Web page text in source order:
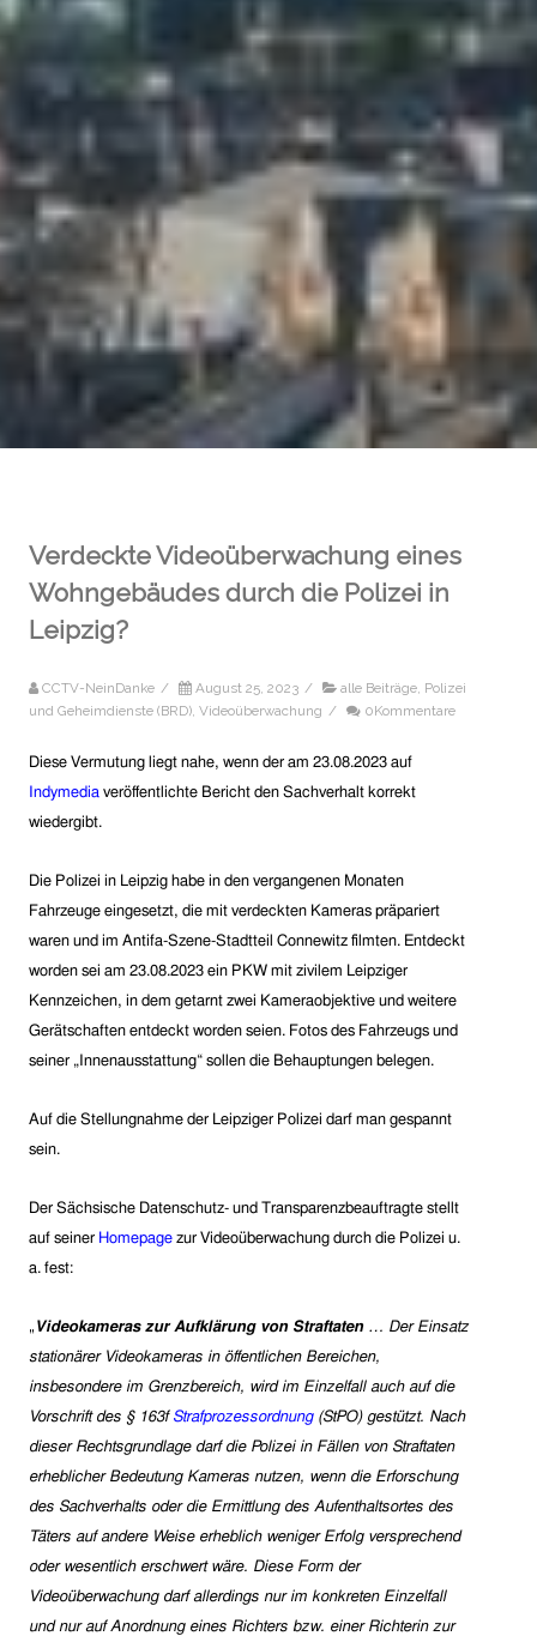
Verdeckte Videoüberwachung eines
Wohngebäudes durch die Polizei in
Leipzig?
CCTV-NeinDanke / August 25, 2023 / alle Beiträge, Polizei
und Geheimdienste (BRD), Videoüberwachung / 0Kommentare
Diese Vermutung liegt nahe, wenn der am 23.08.2023 auf
Indymedia veröffentlichte Bericht den Sachverhalt korrekt
wiedergibt.
Die Polizei in Leipzig habe in den vergangenen Monaten
Fahrzeuge eingesetzt, die mit verdeckten Kameras präpariert
waren und im Antifa-Szene-Stadtteil Connewitz filmten. Entdeckt
worden sei am 23.08.2023 ein PKW mit zivilem Leipziger
Kennzeichen, in dem getarnt zwei Kameraobjektive und weitere
Gerätschaften entdeckt worden seien. Fotos des Fahrzeugs und
seiner „Innenausstattung“ sollen die Behauptungen belegen.
Auf die Stellungnahme der Leipziger Polizei darf man gespannt
sein.
Der Sächsische Datenschutz- und Transparenzbeauftragte stellt
auf seiner Homepage zur Videoüberwachung durch die Polizei u.
a. fest:
„ Videokameras zur Aufklärung von Straftaten … Der Einsatz
stationärer Videokameras in öffentlichen Bereichen,
insbesondere im Grenzbereich, wird im Einzelfall auch auf die
Vorschrift des § 163f Strafprozessordnung(StPO) gestützt. Nach
dieser Rechtsgrundlage darf die Polizei in Fällen von Straftaten
erheblicher Bedeutung Kameras nutzen, wenn die Erforschung
des Sachverhalts oder die Ermittlung des Aufenthaltsortes des
Täters auf andere Weise erheblich weniger Erfolg versprechend
oder wesentlich erschwert wäre. Diese Form der
Videoüberwachung darf allerdings nur im konkreten Einzelfall
und nur auf Anordnung eines Richters bzw. einer Richterin zur